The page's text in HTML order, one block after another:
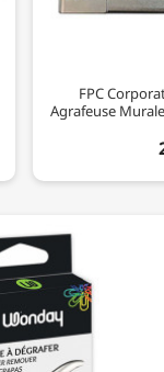
FPC
Agrafeuse